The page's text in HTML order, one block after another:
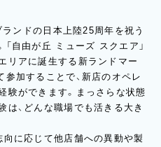
ンドの日本上陸25周年を祝う
自由が丘 ミューズ スクエア」
リアに誕生する新ランドマー
加することで、新店のオペレ
験ができます。まっさらな状態
、どんな職場でも活きる大き
向に応じて他店舗への異動や製